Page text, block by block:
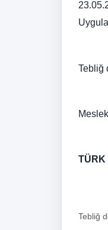
Tebliğ
TÜRK
Tebliğ